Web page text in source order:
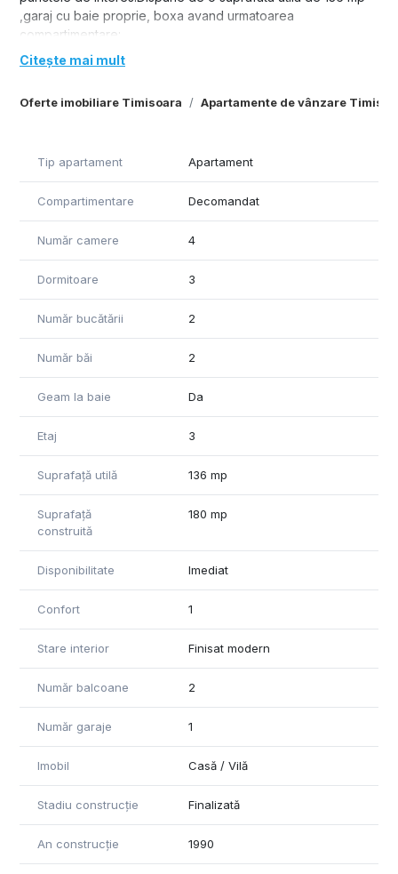
Oferte imobiliare Timisoara Apartamente de vânzare
,garaj cu baie proprie, boxa avand urmatoarea
compartimentare:
-hol acces
-living luminos
-doua bai
Apartamentul dispune de finisaje precum:parchet din stejar
masiv,tamplarie de lemn,gresie si faianta din Italia,centrala
proprie pe gaz.
Proprietatea dispune de acces la o curte interioara.
Citește mai mult
Tip apartament Apartament
Compartimentare Decomandat
Număr camere 4
Dormitoare 3
Număr bucătării 2
Număr băi 2
Geam la baie Da
Etaj 3
Suprafață utilă 136 mp
Suprafață
construită
180 mp
Disponibilitate Imediat
Confort 1
Stare interior Finisat modern
Număr balcoane 2
Număr garaje 1
Imobil Casă / Vilă
Stadiu construcție Finalizată
An construcție 1990